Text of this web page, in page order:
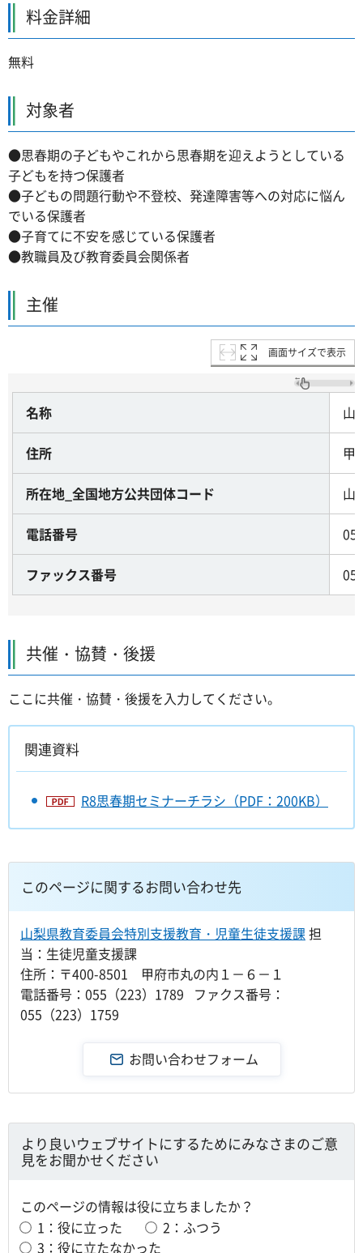
料金詳細
無料
対象者
●思春期の子どもやこれから思春期を迎えようとしている
子どもを持つ保護者
●子どもの問題行動や不登校、発達障害等への対応に悩ん
でいる保護者
●子育てに不安を感じている保護者
●教職員及び教育委員会関係者
主催
画面サイズで表示
名称 山
住所 甲
所在地_全国地方公共団体コード 山
電話番号
ファックス番号
共催・協賛・後援
ここに共催・協賛・後援を入力してください。
関連資料
R8思春期セミナーチラシ（PDF：200KB）
このページに関するお問い合わせ先
山梨県教育委員会特別支援教育・児童生徒支援課 担
当：生徒児童支援課
住所：〒400-8501 甲府市丸の内１－６－１
電話番号：055（223）1789 ファクス番号：
055（223）1759
より良いウェブサイトにするためにみなさまのご意
見をお聞かせください
このページの情報は役に立ちましたか？
1：役に立った
2：ふつう
3：役に立たなかった